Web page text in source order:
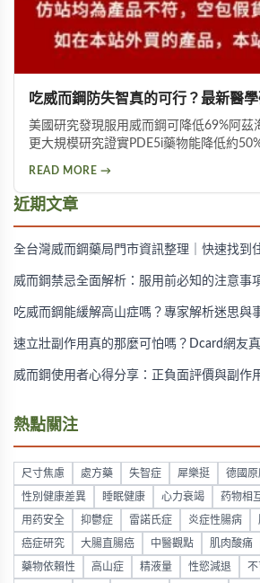
吃威而鋼防失智真的可行？最新醫
美國研究發現服用威而鋼可降低69%阿茲
更大規模研究證實PDE5i藥物能降低約
且有心血管疾病者不宜使用。
READ MORE →
近期文章
全台灣威而鋼藥局門市資訊整理｜快速找到
威而鋼禁忌全面解析：服用前必知的注意事
吃威而鋼能緩解高山症嗎？專家解析迷思與
速立壯副作用真的那麼可怕嗎？Dcard網友
威而鋼使用者心得分享：正負面評價與副作
熱點關注
尺寸焦慮 處方藥 失智症 犀樂挺 德國原
性別健康差異 睡眠健康 心力衰竭 药物相
用药安全 抑鬱症 雷諾氏症 炎症性腸病
癌症研究 大腸直腸癌 中醫觀點 肌肉酸痛
藥物依賴性 高山症 精液量 性慾減退 不